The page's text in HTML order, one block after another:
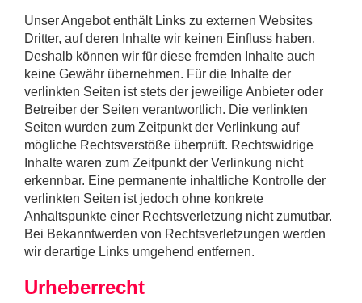
Unser Angebot enthält Links zu externen Websites
Dritter, auf deren Inhalte wir keinen Einfluss haben.
Deshalb können wir für diese fremden Inhalte auch
keine Gewähr übernehmen. Für die Inhalte der
verlinkten Seiten ist stets der jeweilige Anbieter oder
Betreiber der Seiten verantwortlich. Die verlinkten
Seiten wurden zum Zeitpunkt der Verlinkung auf
mögliche Rechtsverstöße überprüft. Rechtswidrige
Inhalte waren zum Zeitpunkt der Verlinkung nicht
erkennbar. Eine permanente inhaltliche Kontrolle der
verlinkten Seiten ist jedoch ohne konkrete
Anhaltspunkte einer Rechtsverletzung nicht zumutbar.
Bei Bekanntwerden von Rechtsverletzungen werden
wir derartige Links umgehend entfernen.
Urheberrecht